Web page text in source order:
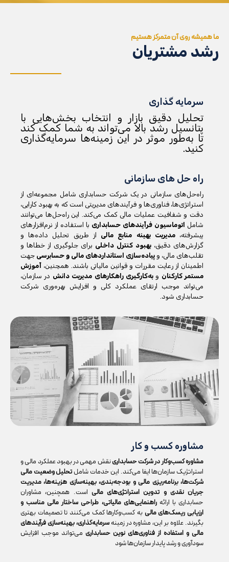
ما همیشه روی آن متمرکز هستیم
رشد مشتریان
سرمایه گذاری
تحلیل دقیق بازار و انتخاب بخش‌هایی با
پتانسیل رشد بالا می‌تواند به شما کمک کند
تا به‌طور موثر در این زمینه‌ها سرمایه‌گذاری
کنید.
راه حل های سازمانی
راه‌حل‌های سازمانی در یک شرکت حسابداری شامل مجموعه‌ای از
استراتژی‌ها، فناوری‌ها و فرآیندهای مدیریتی است که به بهبود کارایی،
دقت و شفافیت عملیات مالی کمک می‌کند. این راه‌حل‌ها می‌توانند
شامل اتوماسیون فرآیندهای حسابداری با استفاده از نرم‌افزارهای
پیشرفته،مدیریت بهینه منابع مالی از طریق تحلیل داده‌ها و
گزارش‌های دقیق، بهبود کنترل داخلی برای جلوگیری از خطاها و
تقلب‌های مالی، و پیاده‌سازی استانداردهای مالی و حسابرسی جهت
اطمینان از رعایت مقررات و قوانین مالیاتی باشند. همچنین، آموزش
مستمر کارکنان وبه‌کارگیری راهکارهای مدیریت دانش در سازمان،
می‌تواند موجب ارتقای عملکرد کلی و افزایش بهره‌وری شرکت
حسابداری شود.
مشاوره کسب و کار
مشاوره کسب‌وکار در شرکت حسابدارینقش مهمی در بهبود عملکرد مالی و
استراتژیک سازمان‌ها ایفا می‌کند. این خدمات شامل تحلیل وضعیت مالی
شرکت‌ها، برنامه‌ریزی مالی و بودجه‌بندی، بهینه‌سازی هزینه‌ها، مدیریت
جریان نقدی و تدوین استراتژی‌های مالی است. همچنین، مشاوران
حسابداری با ارائهراهنمایی‌های مالیاتی، طراحی ساختار مالی مناسب و
ارزیابی ریسک‌های مالی به کسب‌وکارها کمک می‌کنند تا تصمیمات بهتری
بگیرند. علاوه بر این، مشاوره در زمینهسرمایه‌گذاری، بهینه‌سازی فرآیندهای
مالی و استفاده از فناوری‌های نوین حسابداری می‌تواند موجب افزایش
سودآوری و رشد پایدار سازمان‌ها شود